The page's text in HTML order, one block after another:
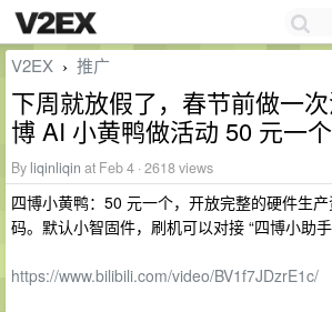
V2EX › 推广
下周就放假了，春节前做一
博 AI 小黄鸭做活动 50 元一个
By liqinliqin at Feb 4 · 2618 views
四博小黄鸭：50 元一个，开放完整的硬件生
码。默认小智固件，刷机可以对接 “四博小助手
https://www.bilibili.com/video/BV1f7JDzrE1c/